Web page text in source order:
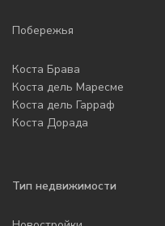
Побережья
Коста Брава
Коста дель Маресме
Коста дель Гарраф
Коста Дорада
Тип недвижимости